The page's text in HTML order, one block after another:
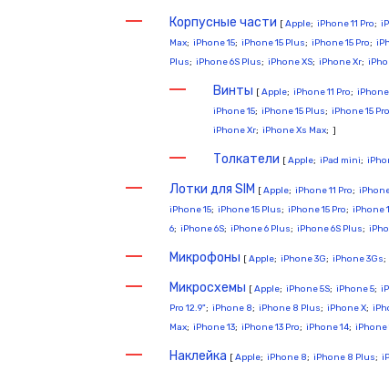
Корпусные части [Apple; iPhone 11 Pro;
Max; iPhone 15; iPhone 15 Plus; iPhone 15 Pro;
Plus; iPhone 6S Plus; iPhone XS; iPhone Xr;
Винты [Apple; iPhone 11 Pro; iPhone
iPhone 15; iPhone 15 Plus; iPhone 15 Pro
iPhone Xr; iPhone Xs Max; ]
Толкатели [Apple; iPad mini;
Лотки для SIM [Apple; iPhone 11 Pro; iPhone
iPhone 15; iPhone 15 Plus; iPhone 15 Pro; iPhone
6; iPhone 6S; iPhone 6 Plus; iPhone 6S Plus;
Микрофоны [Apple; iPhone 3G; iPhone 3Gs;
Микросхемы [Apple; iPhone 5S; iPhone 5;
Pro 12.9"; iPhone 8; iPhone 8 Plus; iPhone X;
Max; iPhone 13; iPhone 13 Pro; iPhone 14; iPhone
Наклейка [Apple; iPhone 8; iPhone 8 Plus;